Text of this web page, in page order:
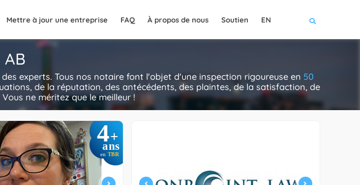
Mettre à jour une entreprise FAQ À propos de nous Soutien EN
experts. Tous nos notaire font l'objet d'une inspection rigoureuse en 50
de la réputation, des antécédents, des plaintes, de la satisfaction, de
ne méritez que le meilleur !
4+
ans
en TBR